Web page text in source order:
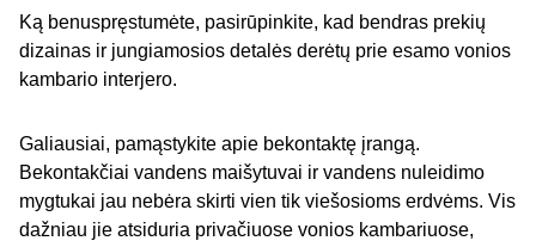
Ką benuspręstumėte, pasirūpinkite, kad bendras prekių
dizainas ir jungiamosios detalės derėtų prie esamo vonios
kambario interjero.
Galiausiai, pamąstykite apie bekontaktę įrangą.
Bekontakčiai vandens maišytuvai ir vandens nuleidimo
mygtukai jau nebėra skirti vien tik viešosioms erdvėms. Vis
dažniau jie atsiduria privačiuose vonios kambariuose,